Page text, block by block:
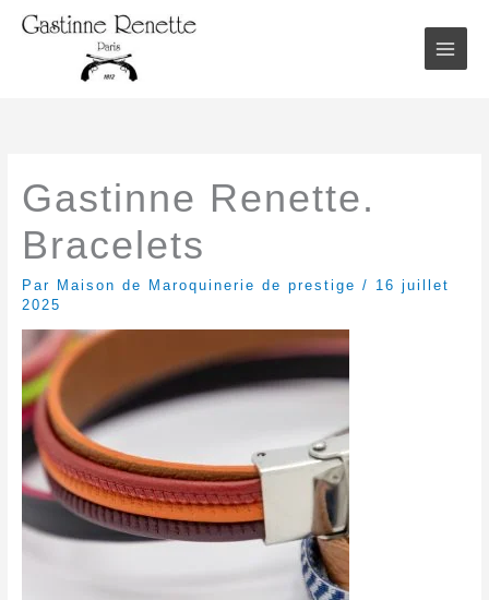
Aller
Gastinne Renette.
Bracelets
Par Maison de Maroquinerie de prestige / 16 juillet
2025